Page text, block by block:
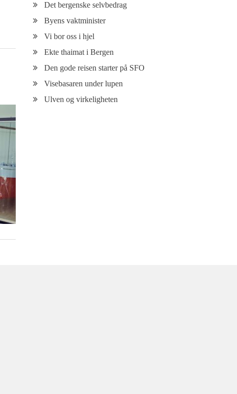
Det bergenske selvbedrag
Byens vaktminister
Vi bor oss i hjel
Ekte thaimat i Bergen
Den gode reisen starter på SFO
Visebasaren under lupen
Ulven og virkeligheten